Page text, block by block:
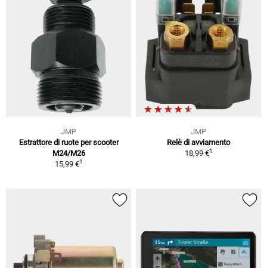
JMP
Estrattore di ruote per scooter
M24/M26
15,99 €1
JMP
Relè di avviamento
18,99 €1